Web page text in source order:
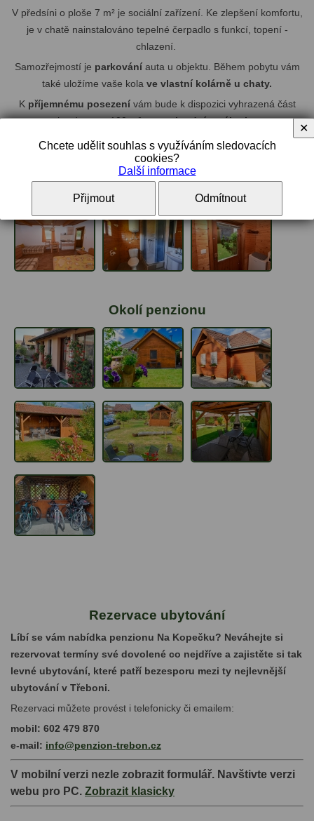
V předsíni o ploše 7 m² je sociální zařízení. Ke zlepšení komfortu,
je v chatě nainstalováno tepelné čerpadlo s funkcí, topení -
chlazení.
Samozřejmostí je parkování auta u objektu. Během pobytu vám
také uložíme vaše kola ve vlastní kolárně u chaty.
K příjemnému posezenívám bude k dispozici vyhrazená část
zahrady - cca 100 m² -se zahradním nábytkem.
Okolí penzionu
Rezervace ubytování
Líbí se vám nabídka penzionu Na Kopečku? Neváhejte si
rezervovat termíny své dovolené co nejdříve a zajistěte si tak
levné ubytování, které patří bezesporu mezi ty nejlevnější
ubytování v Třeboni.
Rezervaci můžete provést i telefonicky či emailem:
mobil: 602 479 870
e-mail: info@penzion-trebon.cz
V mobilní verzi nezle zobrazit formulář. Navštivte verzi
webu pro PC. Zobrazit klasicky
Chcete udělit souhlas s využíváním sledovacích
cookies?
Další informace
Přijmout Odmítnout
✕